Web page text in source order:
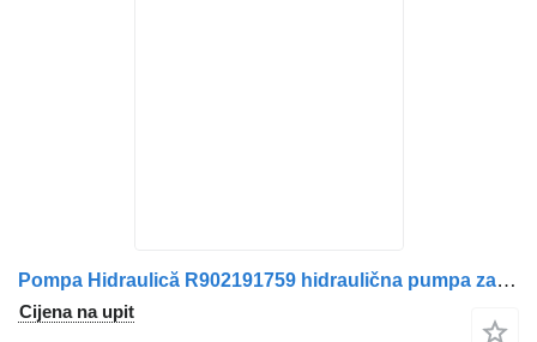
Pompa Hidraulică R902191759 hidraulična pumpa za Volvo A18V0107DRS00 kamiona
Cijena na upit